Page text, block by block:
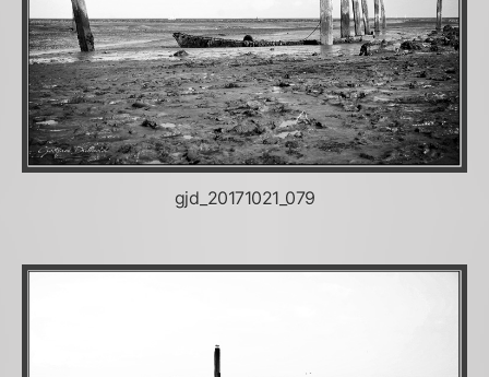
gjd_20171021_079